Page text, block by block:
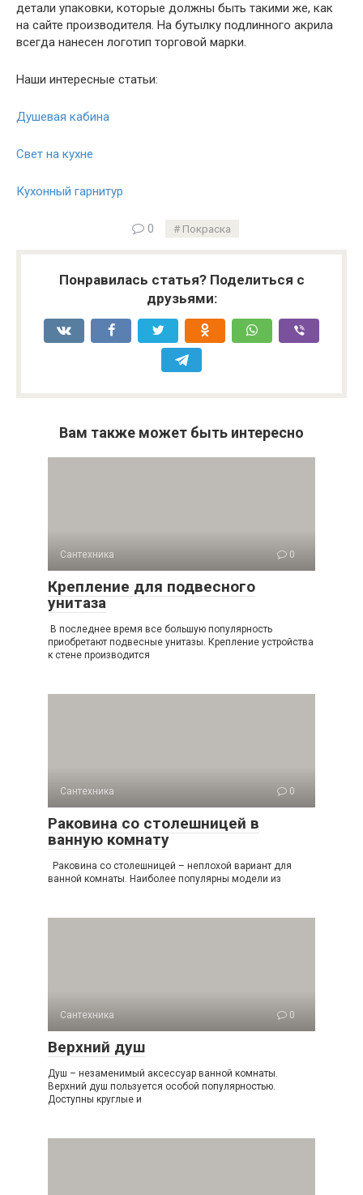
детали упаковки, которые должны быть такими же, как
на сайте производителя. На бутылку подлинного акрила
всегда нанесен логотип торговой марки.
Наши интересные статьи:
Душевая кабина
Свет на кухне
Кухонный гарнитур
0 Покраска
Понравилась статья? Поделиться с
друзьями:
Вам также может быть интересно
Сантехника 0
Крепление для подвесного
унитаза
В последнее время все большую популярность
приобретают подвесные унитазы. Крепление устройства
к стене производится
Сантехника 0
Раковина со столешницей в
ванную комнату
Раковина со столешницей – неплохой вариант для
ванной комнаты. Наиболее популярны модели из
Сантехника 0
Верхний душ
Душ – незаменимый аксессуар ванной комнаты.
Верхний душ пользуется особой популярностью.
Доступны круглые и